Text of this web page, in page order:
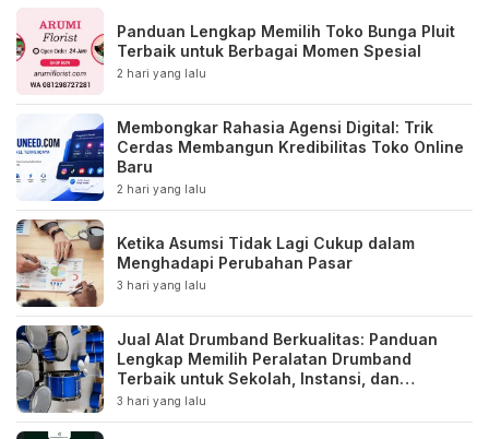
Panduan Lengkap Memilih Toko Bunga Pluit
Terbaik untuk Berbagai Momen Spesial
2 hari yang lalu
Membongkar Rahasia Agensi Digital: Trik
Cerdas Membangun Kredibilitas Toko Online
Baru
2 hari yang lalu
Ketika Asumsi Tidak Lagi Cukup dalam
Menghadapi Perubahan Pasar
3 hari yang lalu
Jual Alat Drumband Berkualitas: Panduan
Lengkap Memilih Peralatan Drumband
Terbaik untuk Sekolah, Instansi, dan
Komunitas
3 hari yang lalu